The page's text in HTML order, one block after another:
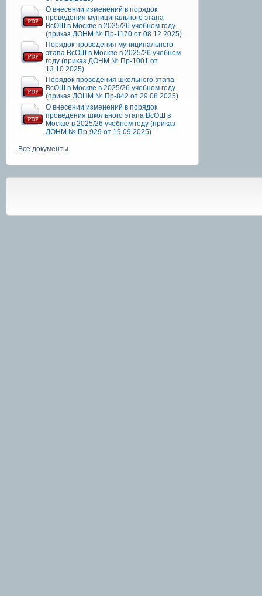
О внесении изменений в порядок
проведения муниципального этапа
ВсОШ в Москве в 2025/26 учебном году
(приказ ДОНМ № Пр-1170 от 08.12.2025)
Порядок проведения муниципального
этапа ВсОШ в Москве в 2025/26 учебном
году (приказ ДОНМ № Пр-1001 от
13.10.2025)
Порядок проведения школьного этапа
ВсОШ в Москве в 2025/26 учебном году
(приказ ДОНМ № Пр-842 от 29.08.2025)
О внесении изменений в порядок
проведения школьного этапа ВсОШ в
Москве в 2025/26 учебном году (приказ
ДОНМ № Пр-929 от 19.09.2025)
Все документы